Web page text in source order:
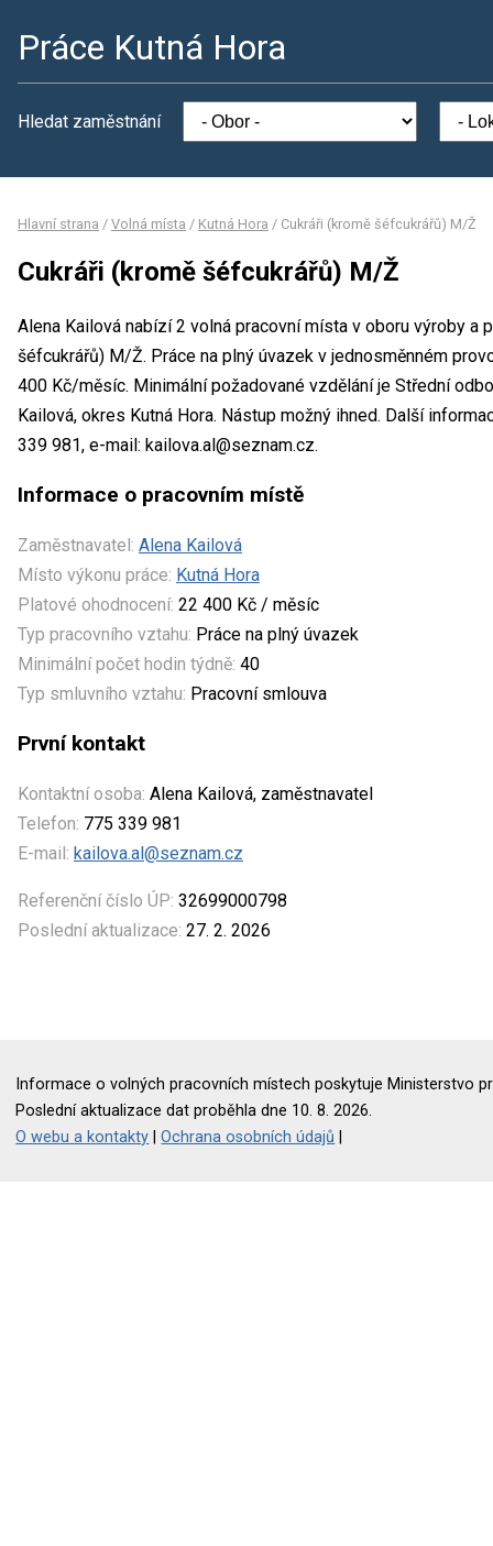
Práce Kutná Hora
Hledat zaměstnání
Hlavní strana / Volná místa / Kutná Hora / Cukráři (kromě šéfcukrářů) M/Ž
Cukráři (kromě šéfcukrářů) M/Ž
Alena Kailová nabízí 2 volná pracovní místa v oboru výroby a
šéfcukrářů) M/Ž. Práce na plný úvazek v jednosměnném
400 Kč/měsíc. Minimální požadované vzdělání je Střední
Kailová, okres Kutná Hora. Nástup možný ihned. Další
339 981, e-mail: kailova.al@seznam.cz.
Informace o pracovním místě
Zaměstnavatel: Alena Kailová
Místo výkonu práce: Kutná Hora
Platové ohodnocení: 22 400 Kč / měsíc
Typ pracovního vztahu: Práce na plný úvazek
Minimální počet hodin týdně: 40
Typ smluvního vztahu: Pracovní smlouva
První kontakt
Kontaktní osoba: Alena Kailová, zaměstnavatel
Telefon: 775 339 981
E-mail: kailova.al@seznam.cz
Referenční číslo ÚP: 32699000798
Poslední aktualizace: 27. 2. 2026
Informace o volných pracovních místech poskytuje Ministerstvo
Poslední aktualizace dat proběhla dne 10. 8. 2026.
O webu a kontakty |Ochrana osobních údajů